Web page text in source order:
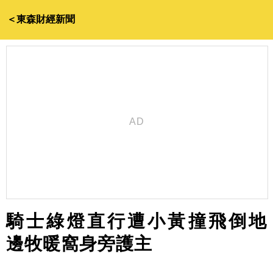
＜東森財經新聞
騎士綠燈直行遭小黃撞飛倒地
邊牧暖窩身旁護主